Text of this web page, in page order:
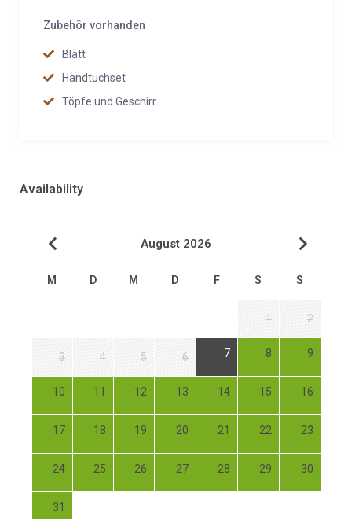
Zubehör vorhanden
Blatt
Handtuchset
Töpfe und Geschirr
Availability
August 2026
M D M D F S S
1 2
3 4 5 6 7 8 9
10 11 12 13 14 15 16
17 18 19 20 21 22 23
24 25 26 27 28 29 30
31